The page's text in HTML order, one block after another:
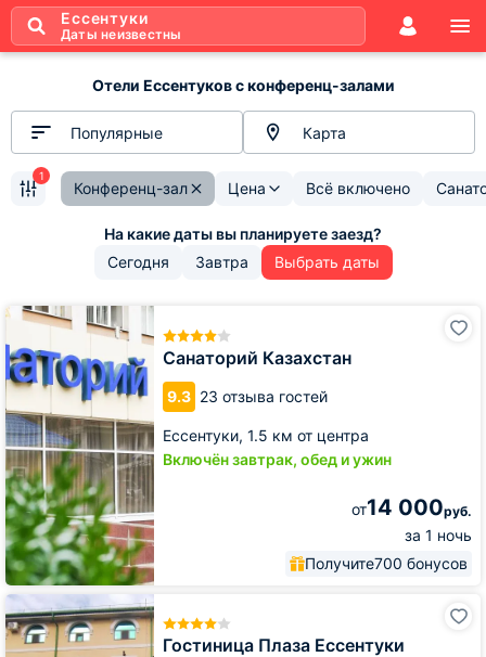
Ессентуки
Даты неизвестны
Отели Ессентуков с конференц-залами
Популярные Карта
Конференц-зал Цена Всё включено
1
Сегодня Завтра Выбрать даты
Санаторий Казахстан
9.3 23 отзыва гостей
Ессентуки, 1.5 км от центра
Включён завтрак, обед и ужин
от14 000руб.
за 1 ночь
Получите700 бонусов
Санаторий
Казахстан
Гостиница Плаза Ессентуки
Гостиница
Плаза
Ессентуки